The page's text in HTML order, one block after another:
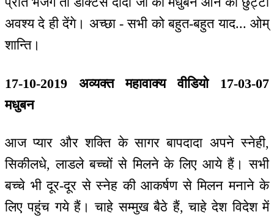
अवश्य दे ही देंगे। अच्छा - सभी को बहुत-बहुत याद... ओम्
शान्ति।
17-10-2019 अव्यक्त महावाक्य वीडियो 17-03-07
मधुबन
आज प्यार और शक्ति के सागर बापदादा अपने स्नेही,
सिकीलधे, लाडले बच्चों से मिलने के लिए आये हैं। सभी
बच्चे भी दूर-दूर से स्नेह की आकर्षण से मिलन मनाने के
लिए पहुंच गये हैं। चाहे सम्मुख बैठे हैं, चाहे देश विदेश में